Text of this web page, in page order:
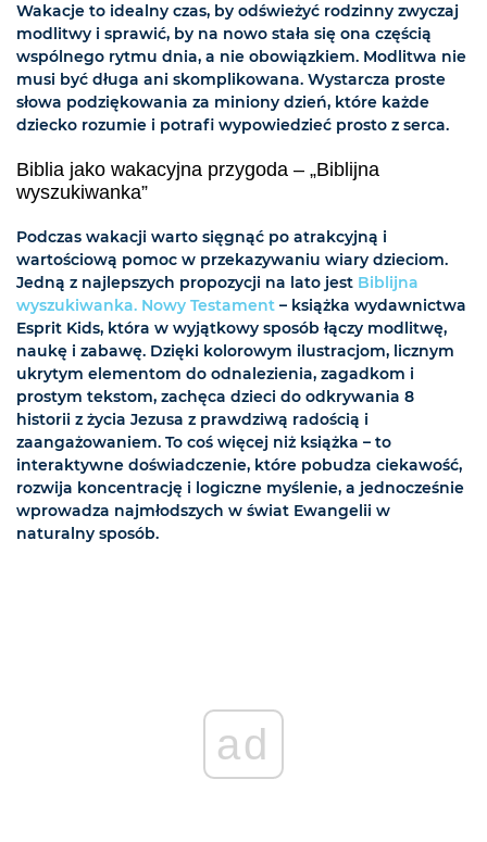
Wakacje to idealny czas, by odświeżyć rodzinny zwyczaj
modlitwy i sprawić, by na nowo stała się ona częścią
wspólnego rytmu dnia, a nie obowiązkiem. Modlitwa nie
musi być długa ani skomplikowana. Wystarcza proste
słowa podziękowania za miniony dzień, które każde
dziecko rozumie i potrafi wypowiedzieć prosto z serca.
Biblia jako wakacyjna przygoda – „Biblijna
wyszukiwanka”
Podczas wakacji warto sięgnąć po atrakcyjną i
wartościową pomoc w przekazywaniu wiary dzieciom.
Jedną z najlepszych propozycji na lato jest Biblijna
wyszukiwanka. Nowy Testament – książka wydawnictwa
Esprit Kids, która w wyjątkowy sposób łączy modlitwę,
naukę i zabawę. Dzięki kolorowym ilustracjom, licznym
ukrytym elementom do odnalezienia, zagadkom i
prostym tekstom, zachęca dzieci do odkrywania 8
historii z życia Jezusa z prawdziwą radością i
zaangażowaniem. To coś więcej niż książka – to
interaktywne doświadczenie, które pobudza ciekawość,
rozwija koncentrację i logiczne myślenie, a jednocześnie
wprowadza najmłodszych w świat Ewangelii w
naturalny sposób.
ad